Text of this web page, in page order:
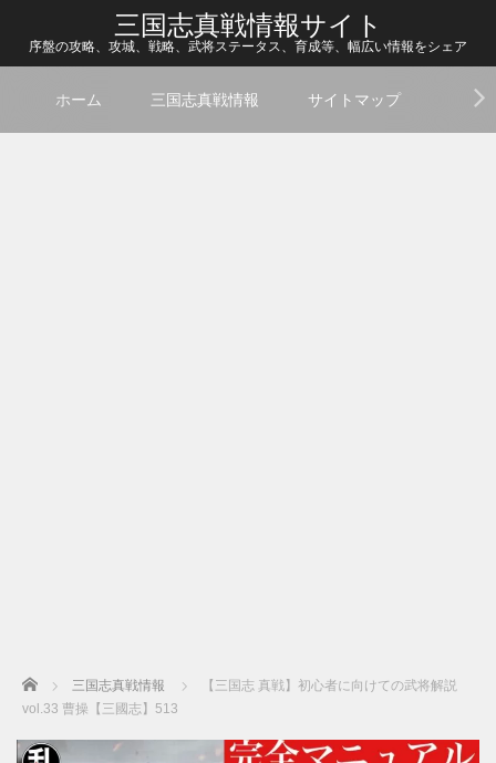
三国志真戦情報サイト
序盤の攻略、攻城、戦略、武将ステータス、育成等、幅広い情報をシェア
ホーム 三国志真戦情報 サイトマップ
Home 三国志真戦情報
【三国志 真戦】初心者に向けての武将解説
vol.33 曹操【三國志】513